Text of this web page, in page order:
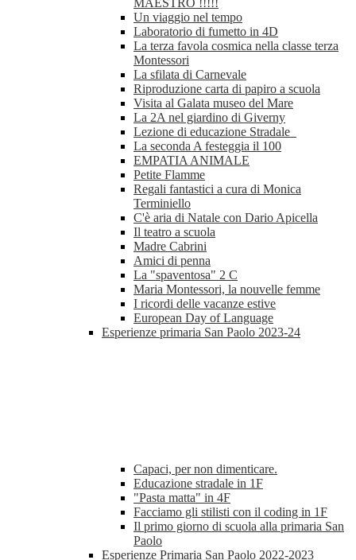
MAESTRO !!!!!
Un viaggio nel tempo
Laboratorio di fumetto in 4D
La terza favola cosmica nella classe terza
Montessori
La sfilata di Carnevale
Riproduzione carta di papiro a scuola
Visita al Galata museo del Mare
La 2A nel giardino di Giverny
Lezione di educazione Stradale
La seconda A festeggia il 100
EMPATIA ANIMALE
Petite Flamme
Regali fantastici a cura di Monica
Terminiello
C'è aria di Natale con Dario Apicella
Il teatro a scuola
Madre Cabrini
Amici di penna
La "spaventosa" 2 C
Maria Montessori, la nouvelle femme
I ricordi delle vacanze estive
European Day of Language
Esperienze primaria San Paolo 2023-24
Capaci, per non dimenticare.
Educazione stradale in 1F
"Pasta matta" in 4F
Facciamo gli stilisti con il coding in 1F
Il primo giorno di scuola alla primaria San
Paolo
Esperienze Primaria San Paolo 2022-2023